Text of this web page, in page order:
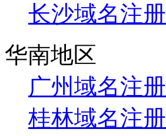
长沙域名注册
华南地区
广州域名注册
桂林域名注册